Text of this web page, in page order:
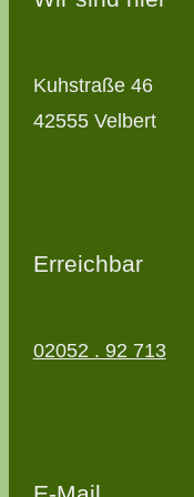
Kuhstraße 46
42555 Velbert
Erreichbar
02052 . 92 713